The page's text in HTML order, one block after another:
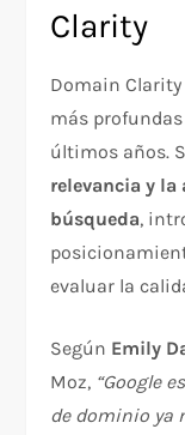
Clarity
Domain
más
últimos años.
relevancia y
búsqueda,
evaluar la
Según Emily
Moz, “Google
de dominio ya